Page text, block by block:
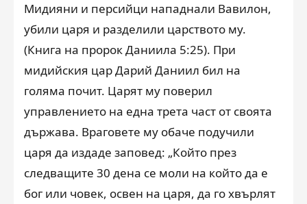
Мидияни и персийци нападнали Вавилон,
убили царя и разделили царството му.
(Книга на пророк Даниила 5:25). При
мидийския цар Дарий Даниил бил на
голяма почит. Царят му поверил
управлението на една трета част от своята
държава. Враговете му обаче подучили
царя да издаде заповед: „Който през
следващите 30 дена се моли на който да е
бог или човек, освен на царя, да го хвърлят